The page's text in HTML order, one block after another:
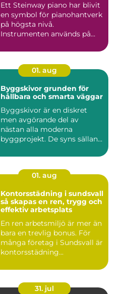
Ett Steinway piano har blivit
en symbol för pianohantverk
på högsta nivå.
Instrumenten används på
01. aug
Byggskivor grunden för
hållbara och smarta väggar
Byggskivor är en diskret
men avgörande del av
nästan alla moderna
byggprojekt. De syns sällan
01. aug
Kontorsstädning i sundsvall
så skapas en ren, trygg och
effektiv arbetsplats
En ren arbetsmiljö är mer än
bara en trevlig bonus. För
många företag i Sundsvall är
kontorsstädning...
31. jul